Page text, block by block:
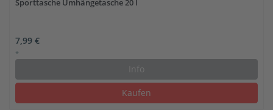
Sporttasche Umhängetasche 20 l
7,99 €
*
Info
Kaufen